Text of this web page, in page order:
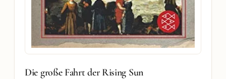
Die große Fahrt der Rising Sun